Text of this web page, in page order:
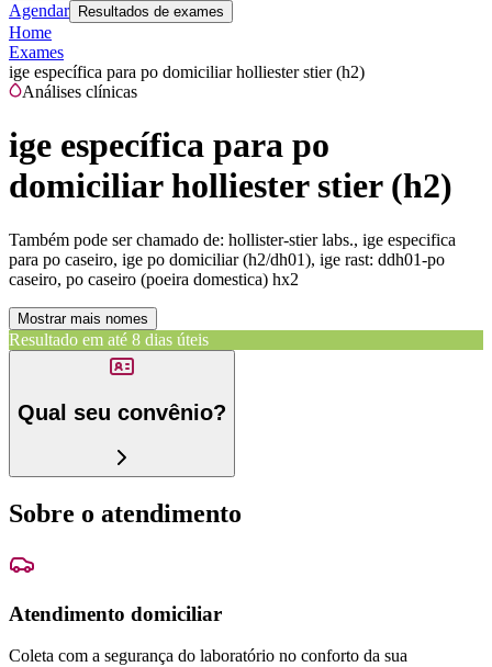
Agendar Resultados de exames
Home
Exames
ige específica para po domiciliar holliester stier (h2)
Análises clínicas
ige específica para po
domiciliar holliester stier (h2)
Também pode ser chamado de: hollister-stier labs., ige especifica
para po caseiro, ige po domiciliar (h2/dh01), ige rast: ddh01-po
caseiro, po caseiro (poeira domestica) hx2
Mostrar mais nomes
Resultado em até 8 dias úteis
Qual seu convênio?
Sobre o atendimento
Atendimento domiciliar
Coleta com a segurança do laboratório no conforto da sua